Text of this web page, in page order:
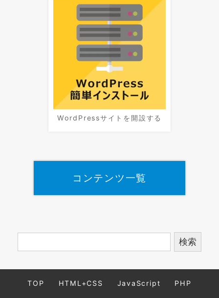
WordPressサイトを開設する
コンテンツ一覧
TOP HTML+CSS JavaScript PHP